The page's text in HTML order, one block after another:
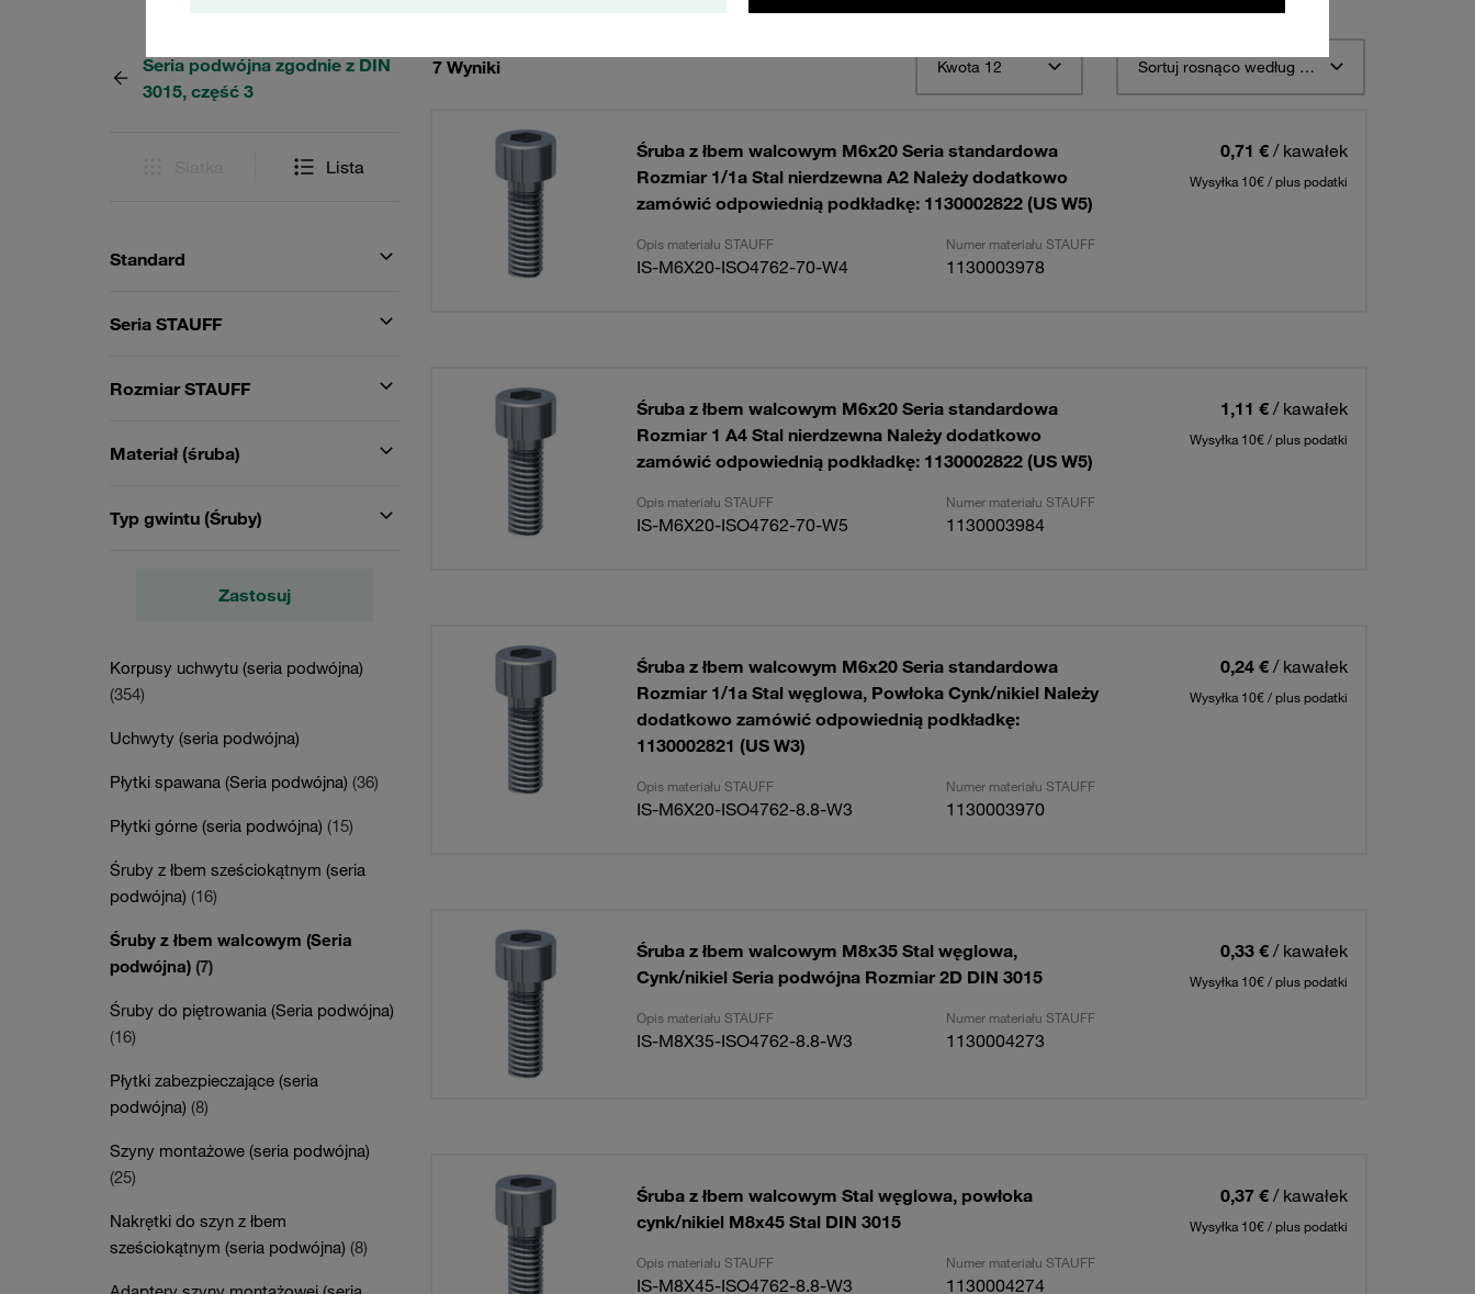
Seria podwójna zgodnie z DIN
3015, część 3
Lista
Standard
Seria STAUFF
Rozmiar STAUFF
Materiał (śruba)
Typ gwintu (Śruby)
Zastosuj
Korpusy uchwytu (seria podwójna)
(354)
Uchwyty (seria podwójna)
Płytki spawana (Seria podwójna) (36)
Płytki górne (seria podwójna) (15)
Śruby z łbem sześciokątnym (seria
podwójna) (16)
Śruby z łbem walcowym (Seria
podwójna) (7)
Śruby do piętrowania (Seria podwójna)
(16)
Płytki zabezpieczające (seria
podwójna) (8)
Szyny montażowe (seria podwójna)
(25)
Nakrętki do szyn z łbem
sześciokątnym (seria podwójna) (8)
7 Wyniki Kwota 12 Sortuj rosnąco według opisu materiału STAUFF
Śruba z łbem walcowym M6x20 Seria standardowa
Rozmiar 1/1a Stal nierdzewna A2 Należy dodatkowo
zamówić odpowiednią podkładkę: 1130002822 (US W5)
0,71 € / kawałek
Wysyłka 10€ / plus podatki
Opis materiału STAUFF Numer materiału STAUFF
IS-M6X20-ISO4762-70-W4 1130003978
Śruba z łbem walcowym M6x20 Seria standardowa
Rozmiar 1 A4 Stal nierdzewna Należy dodatkowo
zamówić odpowiednią podkładkę: 1130002822 (US W5)
1,11 € / kawałek
Wysyłka 10€ / plus podatki
Opis materiału STAUFF Numer materiału STAUFF
IS-M6X20-ISO4762-70-W5 1130003984
Śruba z łbem walcowym M6x20 Seria standardowa
Rozmiar 1/1a Stal węglowa, Powłoka Cynk/nikiel Należy
dodatkowo zamówić odpowiednią podkładkę:
1130002821 (US W3)
0,24 € / kawałek
Wysyłka 10€ / plus podatki
Opis materiału STAUFF Numer materiału STAUFF
IS-M6X20-ISO4762-8.8-W3 1130003970
Śruba z łbem walcowym M8x35 Stal węglowa,
Cynk/nikiel Seria podwójna Rozmiar 2D DIN 3015
0,33 € / kawałek
Wysyłka 10€ / plus podatki
Opis materiału STAUFF Numer materiału STAUFF
IS-M8X35-ISO4762-8.8-W3 1130004273
Śruba z łbem walcowym Stal węglowa, powłoka
cynk/nikiel M8x45 Stal DIN 3015
0,37 € / kawałek
Wysyłka 10€ / plus podatki
Opis materiału STAUFF Numer materiału STAUFF
IS-M8X45-ISO4762-8.8-W3 1130004274